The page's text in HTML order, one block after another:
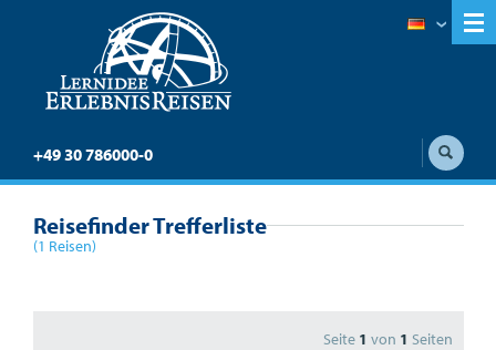
+49 30 786000-0
Reisefinder Trefferliste
(1 Reisen)
Seite 1 von 1 Seiten